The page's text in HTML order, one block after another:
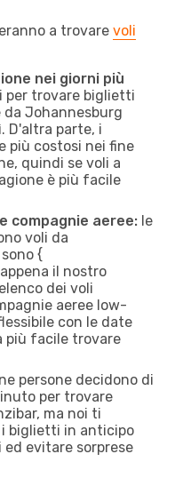
a trovare voli
nei giorni più
per trovare biglietti
da Johannesburg
D'altra parte, i
più costosi nei fine
quindi se voli a
è più facile
compagnie aeree: le
voli da
{​
il nostro
dei voli
aeree low-
con le date
più facile trovare
persone decidono di
per trovare
ma noi ti
biglietti in anticipo
evitare sorprese